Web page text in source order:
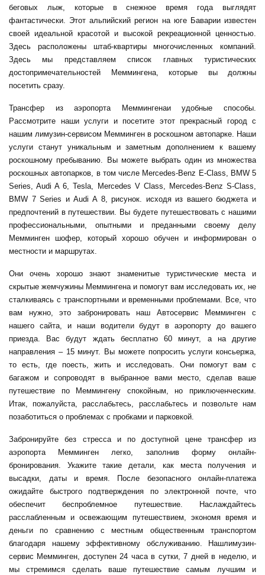
беговых лыж, которые в снежное время года выглядят
фантастически. Этот альпийский регион на юге Баварии известен
своей идеальной красотой и высокой рекреационной ценностью.
Здесь расположены штаб-квартиры многочисленных компаний.
Здесь мы представляем список главных туристических
достопримечательностей Меммингена, которые вы должны
посетить сразу.
Трансфер из аэропорта Меммингенаи удобные способы.
Рассмотрите наши услуги и посетите этот прекрасный город с
нашим лимузин-сервисом Мемминген в роскошном автопарке. Наши
услуги станут уникальным и заметным дополнением к вашему
роскошному пребыванию. Вы можете выбрать один из множества
роскошных автопарков, в том числе Mercedes-Benz E-Class, BMW 5
Series, Audi A 6, Tesla, Mercedes V Class, Mercedes-Benz S-Class,
BMW 7 Series и Audi A 8, рисунок. исходя из вашего бюджета и
предпочтений в путешествии. Вы будете путешествовать с нашими
профессиональными, опытными и преданными своему делу
Мемминген шофер , который хорошо обучен и информирован о
местности и маршрутах.
Они очень хорошо знают знаменитые туристические места и
скрытые жемчужины Меммингена и помогут вам исследовать их, не
сталкиваясь с транспортными и временными проблемами. Все, что
вам нужно, это забронировать наш Автосервис Мемминген с
нашего сайта, и наши водители будут в аэропорту до вашего
приезда. Вас будут ждать бесплатно 60 минут, а на другие
направления – 15 минут. Вы можете попросить услуги консьержа,
то есть, где поесть, жить и исследовать. Они помогут вам с
багажом и сопроводят в выбранное вами место, сделав ваше
путешествие по Меммингену спокойным, но приключенческим.
Итак, пожалуйста, расслабьтесь, расслабьтесь и позвольте нам
позаботиться о проблемах с пробками и парковкой.
Забронируйте без стресса и по доступной цене трансфер из
аэропорта Мемминген легко, заполнив форму онлайн-
бронирования. Укажите такие детали, как места получения и
высадки, даты и время. После безопасного онлайн-платежа
ожидайте быстрого подтверждения по электронной почте, что
обеспечит беспроблемное путешествие. Наслаждайтесь
расслабленным и освежающим путешествием, экономя время и
деньги по сравнению с местным общественным транспортом
благодаря нашему эффективному обслуживанию. Нашлимузин-
сервис Мемминген , доступен 24 часа в сутки, 7 дней в неделю, и
мы стремимся сделать ваше путешествие самым лучшим и